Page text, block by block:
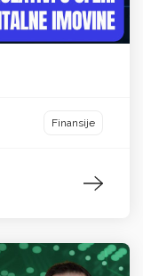
Finansije